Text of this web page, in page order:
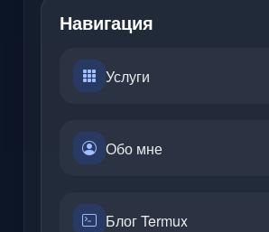
Навигация
Услуги
Обо мне
Блог Termux